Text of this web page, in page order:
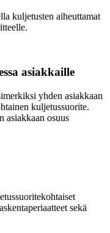
kuljetusten aiheuttamat
asiakkaille
yhden asiakkaan
kuljetussuorite.
asiakkaan osuus
sekä